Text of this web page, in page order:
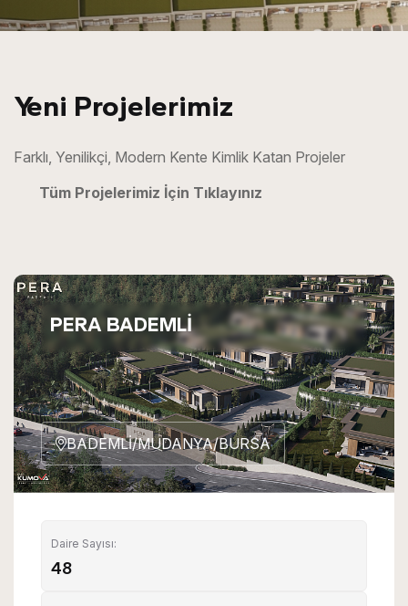
Yeni Projelerimiz
Farklı, Yenilikçi, Modern Kente Kimlik Katan Projeler
Tüm Projelerimiz İçin Tıklayınız
BADEMLİ/MUDANYA/BURSA
Daire Sayısı:
48
PERA BADEMLİ